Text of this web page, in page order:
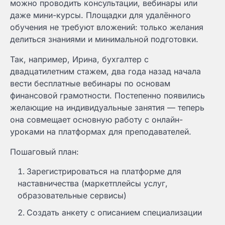
можно проводить консультации, вебинары или
даже мини-курсы. Площадки для удалённого
обучения не требуют вложений: только желания
делиться знаниями и минимальной подготовки.
Так, например, Ирина, бухгалтер с
двадцатилетним стажем, два года назад начала
вести бесплатные вебинары по основам
финансовой грамотности. Постепенно появились
желающие на индивидуальные занятия — теперь
она совмещает основную работу с онлайн-
уроками на платформах для преподавателей.
Пошаговый план:
Зарегистрироваться на платформе для
наставничества (маркетплейсы услуг,
образовательные сервисы)
Создать анкету с описанием специализации